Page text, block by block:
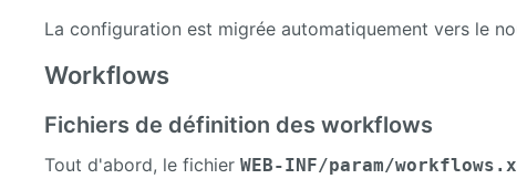
La configuration est migrée automatiquement vers le
Workflows
Fichiers de définition des workflows
Tout d'abord, le fichier WEB-INF/param/